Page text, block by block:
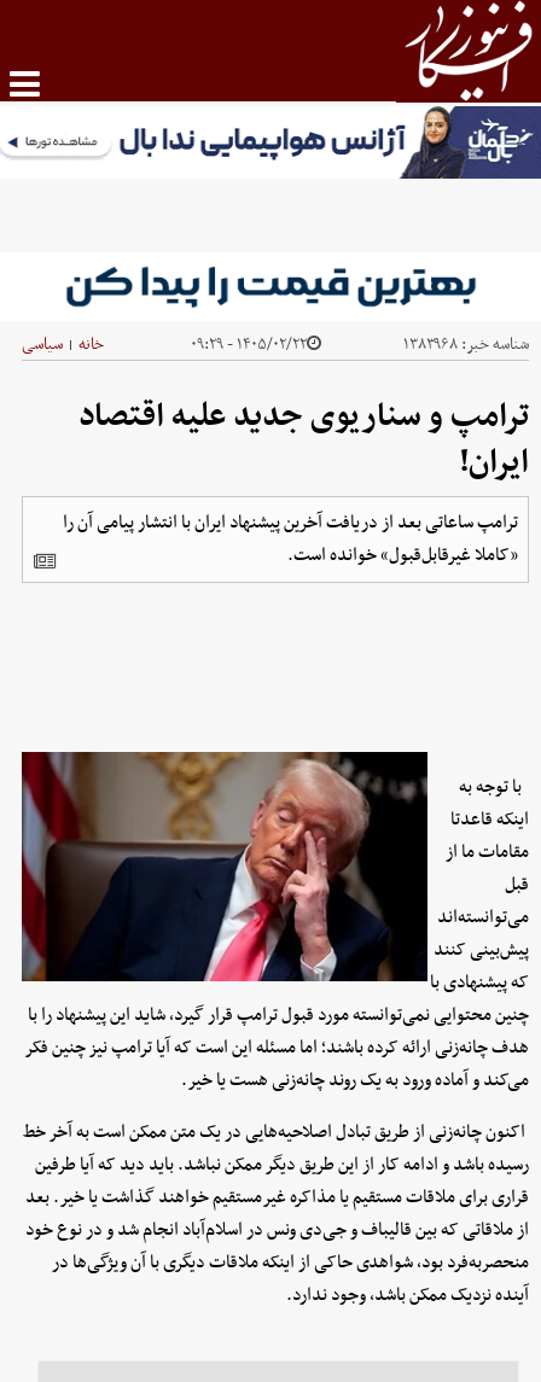
شناسه خبر:۱۳۸۳۹۶۸ ۱۴۰۵/۰۲/۲۲ - ۰۹:۲۹ خانه | سیاسی
ترامپ و سناریوی جدید علیه اقتصاد
ایران!
ترامپ ساعاتی بعد از دریافت آخرین پیشنهاد ایران با انتشار پیامی آن را
«کاملا غیرقابل‌قبول» خوانده است.
با توجه به
اینکه قاعدتا
مقامات ما از
قبل
می‌توانسته‌اند
پیش‌بینی کنند
که پیشنهادی با
چنین محتوایی نمی‌توانسته مورد قبول ترامپ قرار گیرد، شاید این پیشنهاد را با
هدف چانه‌زنی ارائه کرده‌ باشند؛ اما مسئله این است که آیا ترامپ نیز چنین فکر
می‌کند و آماده ورود به یک روند چانه‌زنی هست یا خیر.
اکنون چانه‌زنی از طریق تبادل اصلاحیه‌هایی در یک متن ممکن است به آخر خط
رسیده باشد و ادامه کار از این طریق دیگر ممکن نباشد. باید دید که آیا طرفین
قراری برای ملاقات مستقیم یا مذاکره غیرمستقیم خواهند گذاشت یا خیر. بعد
از ملاقاتی که بین قالیباف و جی‌دی ونس در اسلام‌آباد انجام شد و در نوع خود
منحصربه‌فرد بود، شواهدی حاکی از اینکه ملاقات دیگری با آن ویژگی‌ها در
آینده نزدیک ممکن باشد، وجود ندارد.